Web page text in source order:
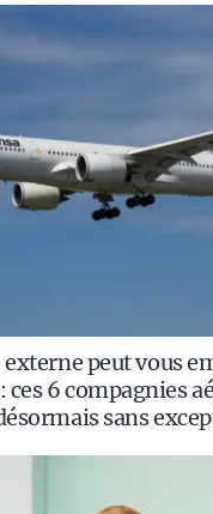
peut vous
ces 6 compagnies
sans